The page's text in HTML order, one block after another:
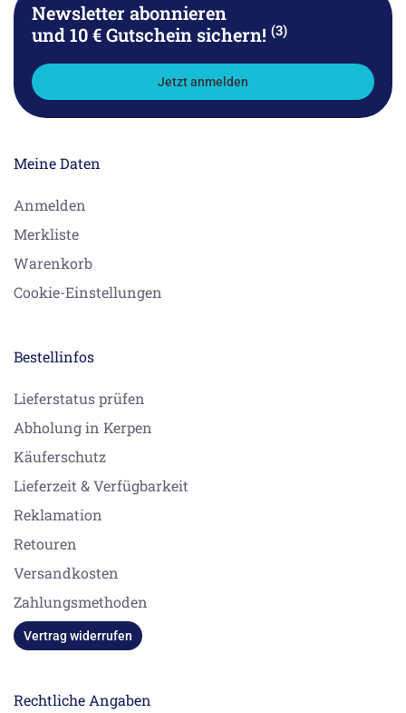
Newsletter abonnieren
und 10 € Gutschein sichern! (3)
Jetzt anmelden
Meine Daten
Anmelden
Merkliste
Warenkorb
Cookie-Einstellungen
Bestellinfos
Lieferstatus prüfen
Abholung in Kerpen
Käuferschutz
Lieferzeit & Verfügbarkeit
Reklamation
Retouren
Versandkosten
Zahlungsmethoden
Vertrag widerrufen
Rechtliche Angaben